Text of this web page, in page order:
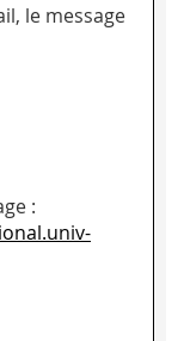
le message
: